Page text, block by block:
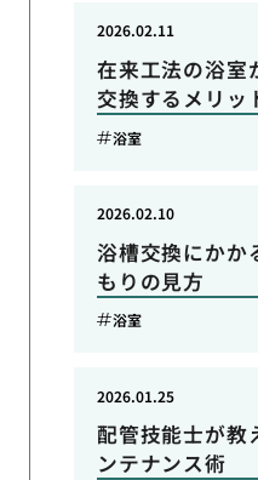
在来工法の浴室
交換するメリッ
2026.02.11
浴室
浴槽交換にかか
もりの見方
2026.02.10
浴室
配管技能士が教
ンテナンス術
2026.01.25